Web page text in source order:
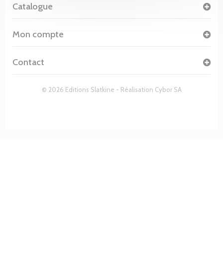
© 2026 Editions Slatkine - Réalisation Cybor SA
Catalogue
Mon compte
Contact